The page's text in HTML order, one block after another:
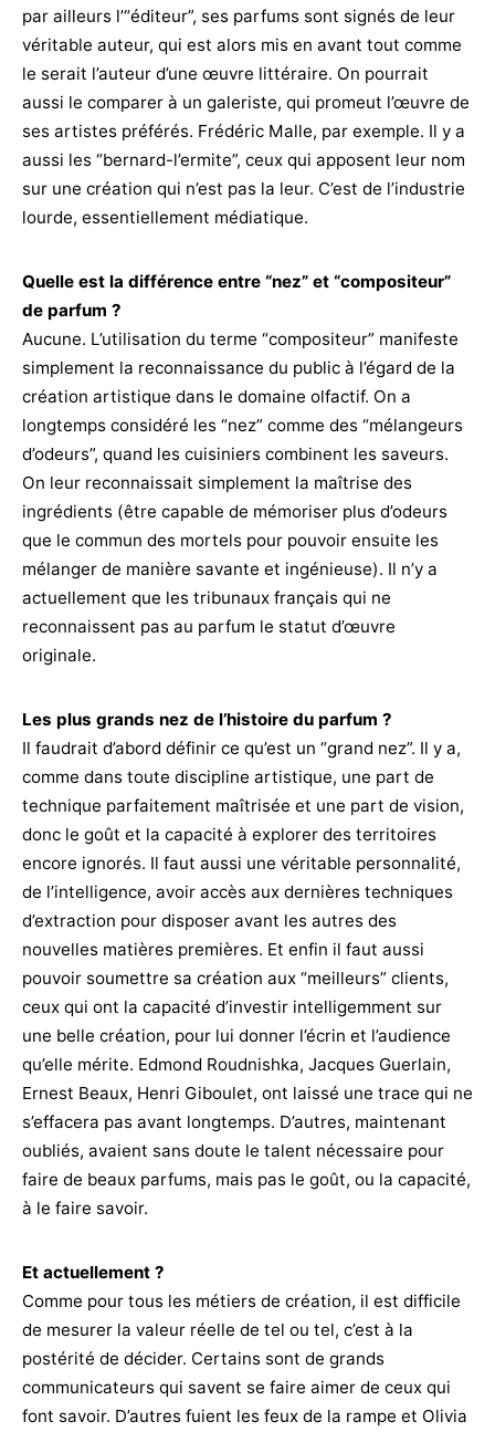
par ailleurs l’“éditeur”, ses parfums sont signés de leur
véritable auteur, qui est alors mis en avant tout comme
le serait l’auteur d’une œuvre littéraire. On pourrait
aussi le comparer à un galeriste, qui promeut l’œuvre de
ses artistes préférés. Frédéric Malle, par exemple. Il y a
aussi les “bernard-l’ermite”, ceux qui apposent leur nom
sur une création qui n’est pas la leur. C’est de l’industrie
lourde, essentiellement médiatique.
Quelle est la différence entre “nez” et “compositeur”
de parfum ?
Aucune. L’utilisation du terme “compositeur” manifeste
simplement la reconnaissance du public à l’égard de la
création artistique dans le domaine olfactif. On a
longtemps considéré les “nez” comme des “mélangeurs
d’odeurs”, quand les cuisiniers combinent les saveurs.
On leur reconnaissait simplement la maîtrise des
ingrédients (être capable de mémoriser plus d’odeurs
que le commun des mortels pour pouvoir ensuite les
mélanger de manière savante et ingénieuse). Il n’y a
actuellement que les tribunaux français qui ne
reconnaissent pas au parfum le statut d’œuvre
originale.
Les plus grands nez de l’histoire du parfum ?
Il faudrait d’abord définir ce qu’est un “grand nez”. Il y a,
comme dans toute discipline artistique, une part de
technique parfaitement maîtrisée et une part de vision,
donc le goût et la capacité à explorer des territoires
encore ignorés. Il faut aussi une véritable personnalité,
de l’intelligence, avoir accès aux dernières techniques
d’extraction pour disposer avant les autres des
nouvelles matières premières. Et enfin il faut aussi
pouvoir soumettre sa création aux “meilleurs” clients,
ceux qui ont la capacité d’investir intelligemment sur
une belle création, pour lui donner l’écrin et l’audience
qu’elle mérite. Edmond Roudnishka, Jacques Guerlain,
Ernest Beaux, Henri Giboulet, ont laissé une trace qui ne
s’effacera pas avant longtemps. D’autres, maintenant
oubliés, avaient sans doute le talent nécessaire pour
faire de beaux parfums, mais pas le goût, ou la capacité,
à le faire savoir.
Et actuellement ?
Comme pour tous les métiers de création, il est difficile
de mesurer la valeur réelle de tel ou tel, c’est à la
postérité de décider. Certains sont de grands
communicateurs qui savent se faire aimer de ceux qui
font savoir. D’autres fuient les feux de la rampe et Olivia